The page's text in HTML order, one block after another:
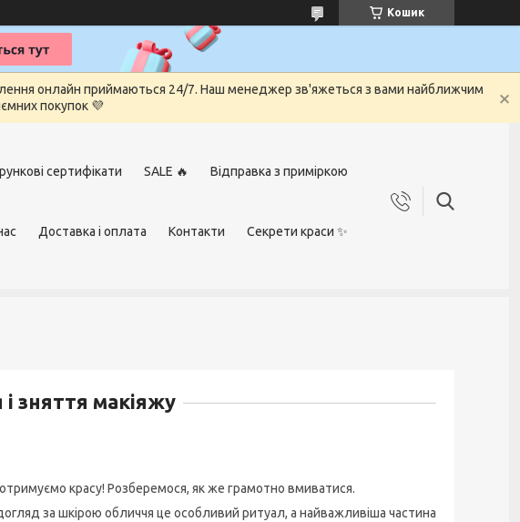
Кошик
онлайн приймаються 24/7. Наш менеджер зв'яжеться з вами найближчим
покупок 💜
сертифікати SALE 🔥 Відправка з приміркою
Доставка і оплата Контакти Секрети краси ✨
зняття макіяжу
красу! Розберемося, як же грамотно вмиватися.
за шкірою обличчя це особливий ритуал, а найважливіша частина